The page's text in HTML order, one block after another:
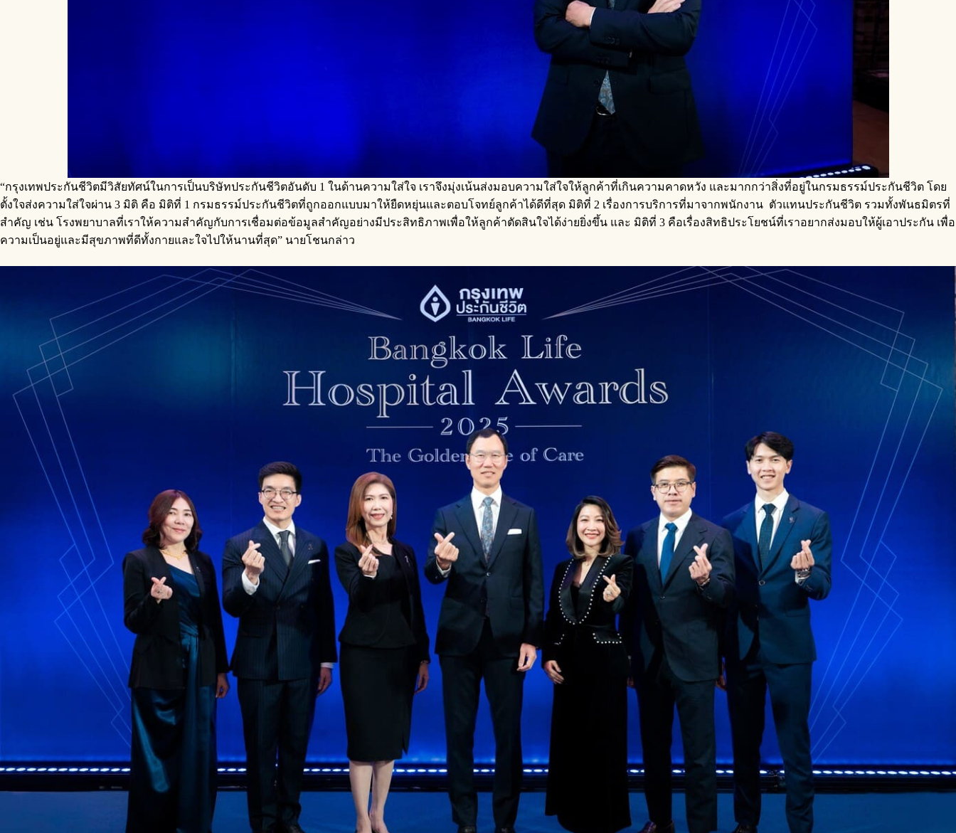
“กรุงเทพประกันชีวิตมีวิสัยทัศน์ในการเป็นบริษัทประกันชีวิตอันดับ 1 ในด้านความใส่ใจ เราจึงมุ่งเน้นส่งมอบความใส่ใจให้ลูกค้าที่เกินความคาดหวัง และมากกว่าสิ่งที่อยู่ในกรมธรรม์ประกันชีวิต โดย
ตั้งใจส่งความใส่ใจผ่าน 3 มิติ คือ มิติที่ 1 กรมธรรม์ประกันชีวิตที่ถูกออกแบบมาให้ยืดหยุ่นและตอบโจทย์ลูกค้าได้ดีที่สุด มิติที่ 2 เรื่องการบริการที่มาจากพนักงาน ตัวแทนประกันชีวิต รวมทั้งพันธมิตรที่
สำคัญ เช่น โรงพยาบาลที่เราให้ความสำคัญกับการเชื่อมต่อข้อมูลสำคัญอย่างมีประสิทธิภาพเพื่อให้ลูกค้าตัดสินใจได้ง่ายยิ่งขึ้น และ มิติที่ 3 คือเรื่องสิทธิประโยชน์ที่เราอยากส่งมอบให้ผู้เอาประกัน เพื่อ
ความเป็นอยู่และมีสุขภาพที่ดีทั้งกายและใจไปให้นานที่สุด” นายโชนกล่าว